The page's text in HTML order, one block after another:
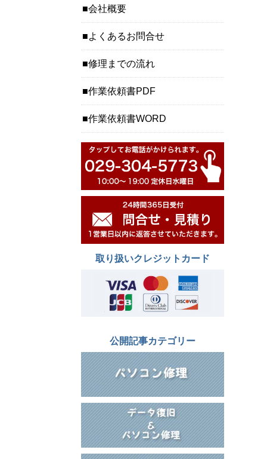
会社概要
よくあるお問合せ
修理までの流れ
作業依頼書PDF
作業依頼書WORD
取り扱いクレジットカード
公開記事カテゴリー